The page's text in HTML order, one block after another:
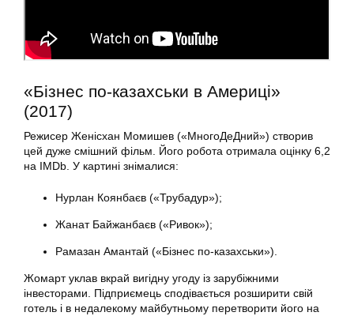
«Бізнес по-казахськи в Америці»
(2017)
Режисер Женісхан Момишев («МногоДеДний») створив
цей дуже смішний фільм. Його робота отримала оцінку 6,2
на IMDb. У картині знімалися:
Нурлан Коянбаєв («Трубадур»);
Жанат Байжанбаєв («Ривок»);
Рамазан Амантай («Бізнес по-казахськи»).
Жомарт уклав вкрай вигідну угоду із зарубіжними
інвесторами. Підприємець сподівається розширити свій
готель і в недалекому майбутньому перетворити його на